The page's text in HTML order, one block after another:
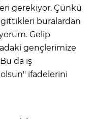
gerekiyor. Çünkü
gittikleri buralardan
Gelip
gençlerimize
da iş
olsun" ifadelerini